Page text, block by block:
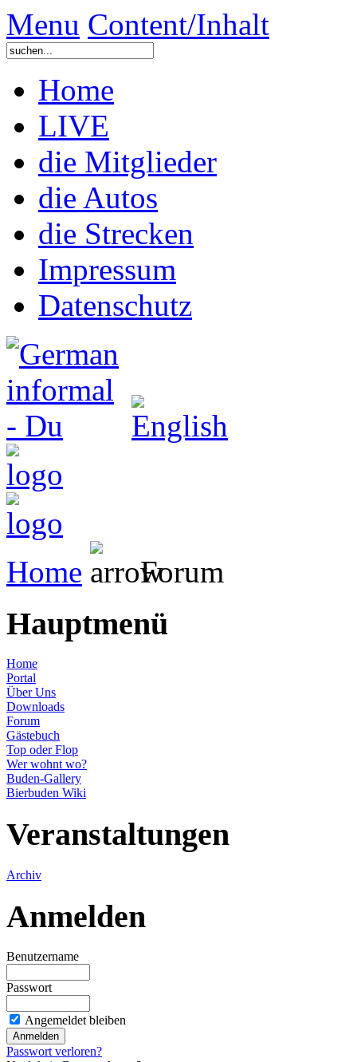
Menu Content/Inhalt
Home
LIVE
die Mitglieder
die Autos
die Strecken
Impressum
Datenschutz
Home Forum
Hauptmenü
Home
Portal
Über Uns
Downloads
Forum
Gästebuch
Top oder Flop
Wer wohnt wo?
Buden-Gallery
Bierbuden Wiki
Veranstaltungen
Archiv
Anmelden
Benutzername
Passwort
Angemeldet bleiben
Passwort verloren?